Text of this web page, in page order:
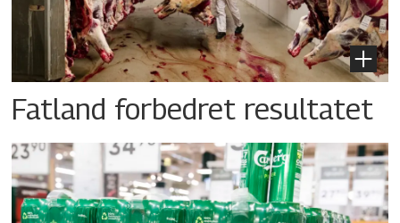
Fatland forbedret resultatet